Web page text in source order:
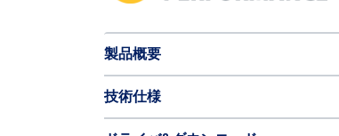
製品概要
技術仕様